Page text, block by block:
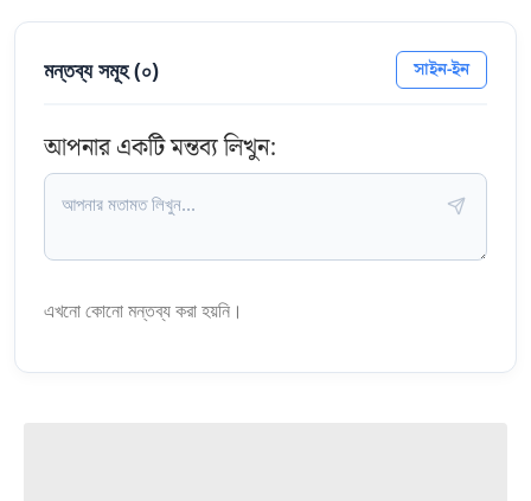
মন্তব্য সমূহ (০) সাইন-ইন
আপনার একটি মন্তব্য লিখুন:
এখনো কোনো মন্তব্য করা হয়নি।